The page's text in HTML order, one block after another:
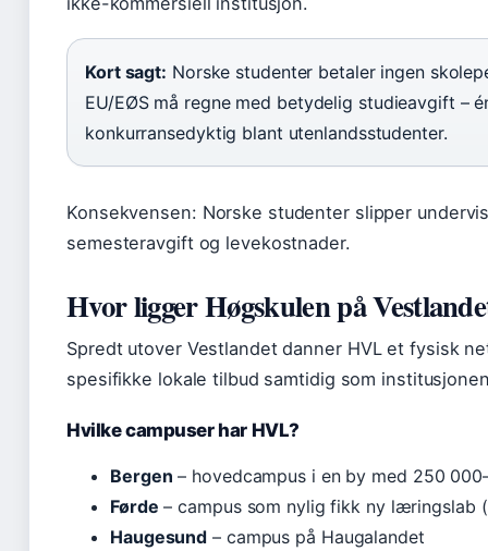
Kort sagt: Norske studenter betaler ingen
EU/EØS må regne med betydelig studieavgift –
konkurransedyktig blant utenlandsstudenter.
Konsekvensen: Norske studenter slipper
semesteravgift og levekostnader.
Hvor ligger Høgskulen på
Spredt utover Vestlandet danner HVL et fysisk
spesifikke lokale tilbud samtidig som
Hvilke campuser har HVL?
Bergen – hovedcampus i en by med 250
Førde – campus som nylig fikk ny læringslab (
Haugesund – campus på Haugalandet